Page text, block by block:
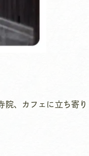
院、カフェに立ち寄り